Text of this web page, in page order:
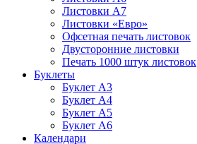
Листовки А7
Листовки «Евро»
Офсетная печать листовок
Двусторонние листовки
Печать 1000 штук листовок
Буклеты
Буклет А3
Буклет А4
Буклет А5
Буклет А6
Календари